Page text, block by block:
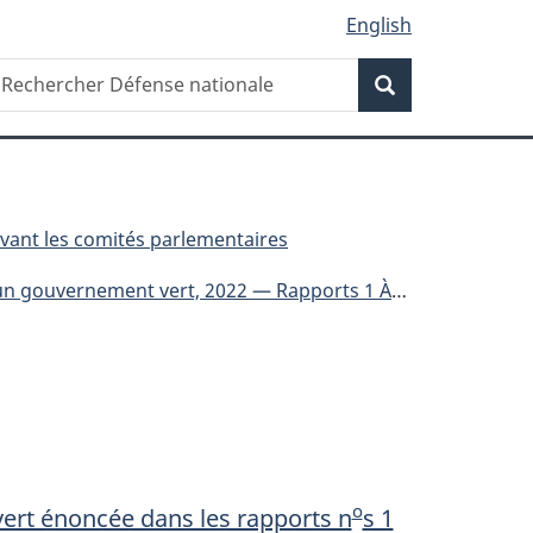
English
Recherche
les comités parlementaires
à l'Environnement et au Développement durable – 28 octobre 2022
énoncée dans les rapports nos 1